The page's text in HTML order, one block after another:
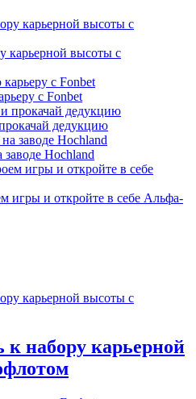
карьерной высоты с
с Fonbet
дедукцию
Hochland
игры и откройте в себе Альфа-
к набору карьерной